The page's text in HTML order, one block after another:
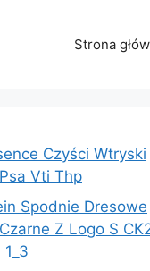
Strona
Czyści Wtryski
Vti Thp
Spodnie Dresowe
Z Logo S